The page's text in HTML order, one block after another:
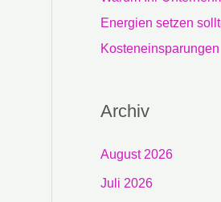
Energien setzen
Kosteneinsparungen
Archiv
August 2026
Juli 2026